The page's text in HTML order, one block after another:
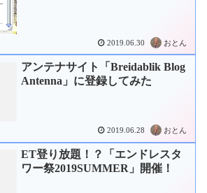
2019.06.30 おとん
アンテナサイト「Breidablik Blog
Antenna」に登録してみた
2019.06.28 おとん
ET登り放題！？「エンドレスタ
ワー祭2019SUMMER」開催！